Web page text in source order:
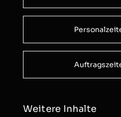
Weitere Inhalte